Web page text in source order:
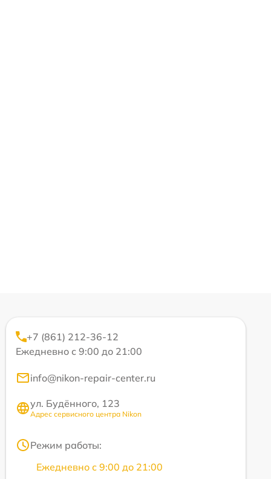
+7 (861) 212-36-12
Ежедневно с 9:00 до 21:00
info@nikon-repair-center.ru
ул. Будённого, 123
Адрес сервисного центра Nikon
Режим работы:
Ежедневно с 9:00 до 21:00